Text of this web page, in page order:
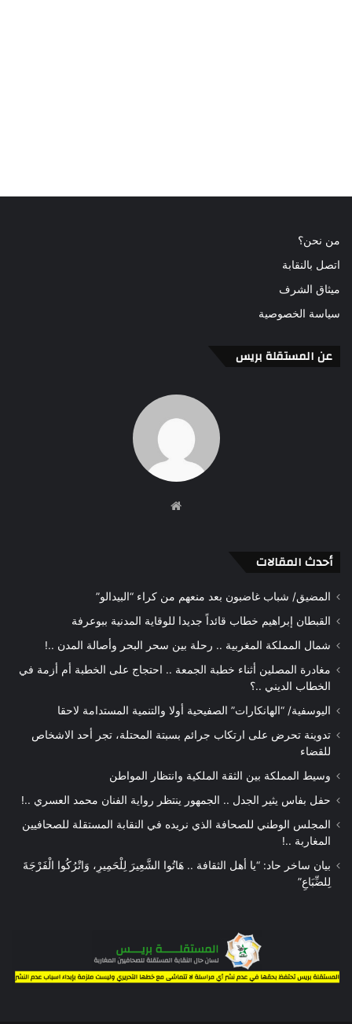
من نحن؟
اتصل بالنقابة
ميثاق الشرف
سياسة الخصوصية
عن المستقلة بريس
أحدث المقالات
المضيق/ شباب غاضبون بعد منعهم من كراء “البيدالو”
القبطان إبراهيم خطاب قائداً جديدا للوقاية المدنية ببوعرفة
شمال المملكة المغربية .. رحلة بين سحر البحر وأصالة المدن ..!
مغادرة المصلين أثناء خطبة الجمعة .. احتجاج على الخطبة أم أزمة في
الخطاب الديني ..؟
اليوسفية/ “الهانكارات” الصفيحية أولا والتنمية المستدامة لاحقا
تدوينة تحرض على ارتكاب جرائم بسبتة المحتلة، تجر أحد الاشخاص
للقضاء
وسيط المملكة بين الثقة الملكية وانتظار المواطن
حفل بفاس يثير الجدل .. الجمهور ينتظر رواية الفنان محمد العسري ..!
المجلس الوطني للصحافة الذي نريده في النقابة المستقلة للصحافيين
المغاربة ..!
بيان ساخر حاد: “يا أهل الثقافة .. هَاتُوا الشَّعِيرَ لِلْحَمِيرِ، وَاتْرُكُوا الْفَرْجَةَ
لِلضِّبَاعِ”